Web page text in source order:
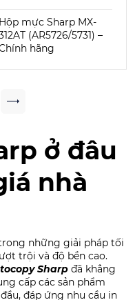
Hộp mực Sharp MX-
(AR5726/5731) –
hãng
ở đâu
nhà
những giải pháp tối
trội và độ bền cao.
Sharp đã khẳng
cấp các sản phẩm
đáp ứng nhu cầu in